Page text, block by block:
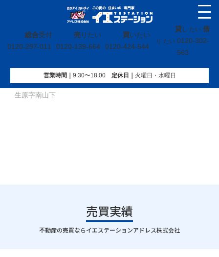
総合受付
0120-297-011
売りたい
0120-139-664
買いたい
0120-424-544
貸し たい 借
り たい 0120-302-
563
営業時間｜ 9:30〜18:00定休⽇｜ 火曜⽇・水曜⽇
イエステーション»売買実績»土地»宮城県亘理郡山元町浅
生原字南山下
売買実績
｜
不動産の売買ならイエステーションアドレス株式会社